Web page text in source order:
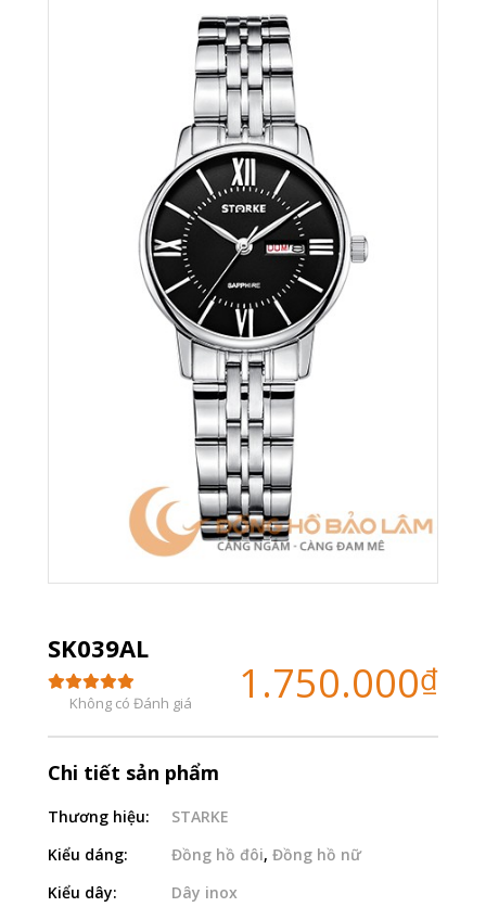
SK039AL
Không có Đánh giá 1.750.000₫
Chi tiết sản phẩm
Thương hiệu:
STARKE
Kiểu dáng:
Đồng hồ đôi, Đồng hồ nữ
Kiểu dây:
Dây inox